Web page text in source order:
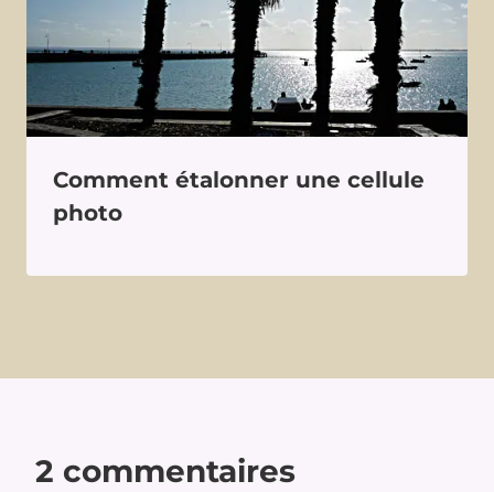
Comment étalonner une cellule
photo
2 commentaires